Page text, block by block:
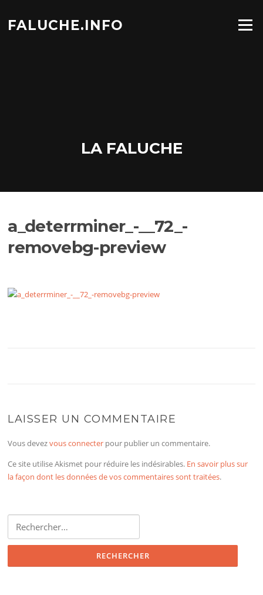
contenu
FALUCHE.INFO Menu
LA FALUCHE
a_deterrminer_-__72_-
removebg-preview
LAISSER UN COMMENTAIRE
Vous devezvous connecter pour publier un commentaire.
Ce site utilise Akismet pour réduire les indésirables. En savoir plus sur
la façon dont les données de vos commentaires sont traitées.